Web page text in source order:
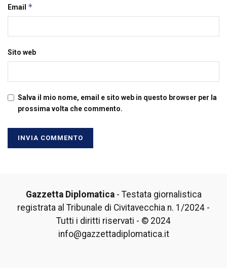
Email *
Sito web
Salva il mio nome, email e sito web in questo browser per la
prossima volta che commento.
Gazzetta Diplomatica- Testata giornalistica
registrata al Tribunale di Civitavecchia n. 1/2024 -
Tutti i diritti riservati - © 2024
info@gazzettadiplomatica.it